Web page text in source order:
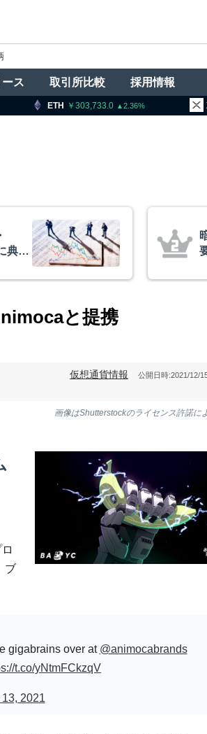
ス 取引所比較 採用情報
2.36 XRP 166.80
を
と警
と提携
仮想通貨情報 公開日時:2021/12/
画像はShutterstockのライセンス許諾に
ブ
gigabrains over at @animocabrands
t.co/yNtmFCkzqV
2021